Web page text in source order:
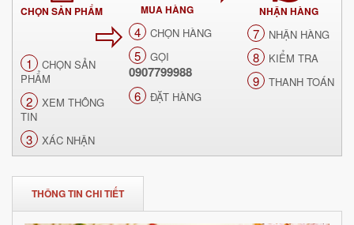
CHỌN SẢN PHẨM
1
CHỌN SẢN
PHẨM
2
XEM THÔNG
TIN
3 XÁC NHẬN
MUA HÀNG
4 CHỌN HÀNG
5 GỌI
0907799988
6 ĐẶT HÀNG
NHẬN HÀNG
7 NHẬN HÀNG
8 KIỂM TRA
9 THANH TOÁN
THÔNG TIN CHI TIẾT